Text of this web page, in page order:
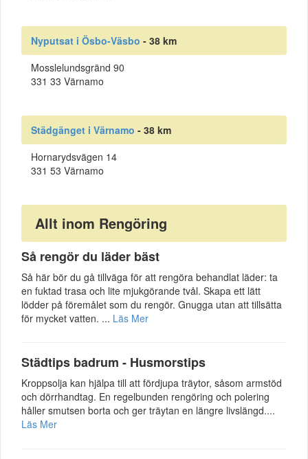
Nyputsat i Ösbo-Väsbo - 38 km
Mosslelundsgränd 90
331 33 Värnamo
Städgänget i Värnamo - 38 km
Hornarydsvägen 14
331 53 Värnamo
Allt inom Rengöring
Så rengör du läder bäst
Så här bör du gå tillväga för att rengöra behandlat läder: ta
en fuktad trasa och lite mjukgörande tvål. Skapa ett lätt
lödder på föremålet som du rengör. Gnugga utan att tillsätta
för mycket vatten. ... Läs Mer
Städtips badrum - Husmorstips
Kroppsolja kan hjälpa till att fördjupa träytor, såsom armstöd
och dörrhandtag. En regelbunden rengöring och polering
håller smutsen borta och ger träytan en längre livslängd....
Läs Mer